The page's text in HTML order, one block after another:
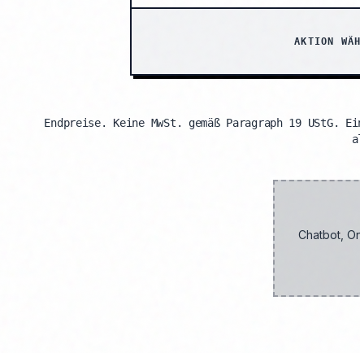
AKTION
Endpreise. Keine MwSt. gemäß Paragraph 19
Chatbot,